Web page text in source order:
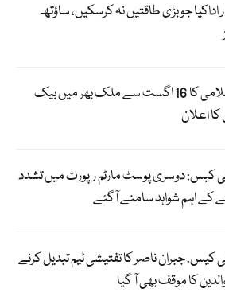
اداکیا جو بڑی طاقتیں نہ کرسکیں، ساؤتھ
جماعت اسلامی کا 16 اگست سے ملک بھر میں بیک
اعلان
کیس: دوسری پوسٹ مارٹم رپورٹ میں تشدد
کے اہم شواہد سامنے آگئے
کیس، جبران ناصر کا تفتیشی ٹیم تبدیل کرنے
کا موقف بھی آ گیا